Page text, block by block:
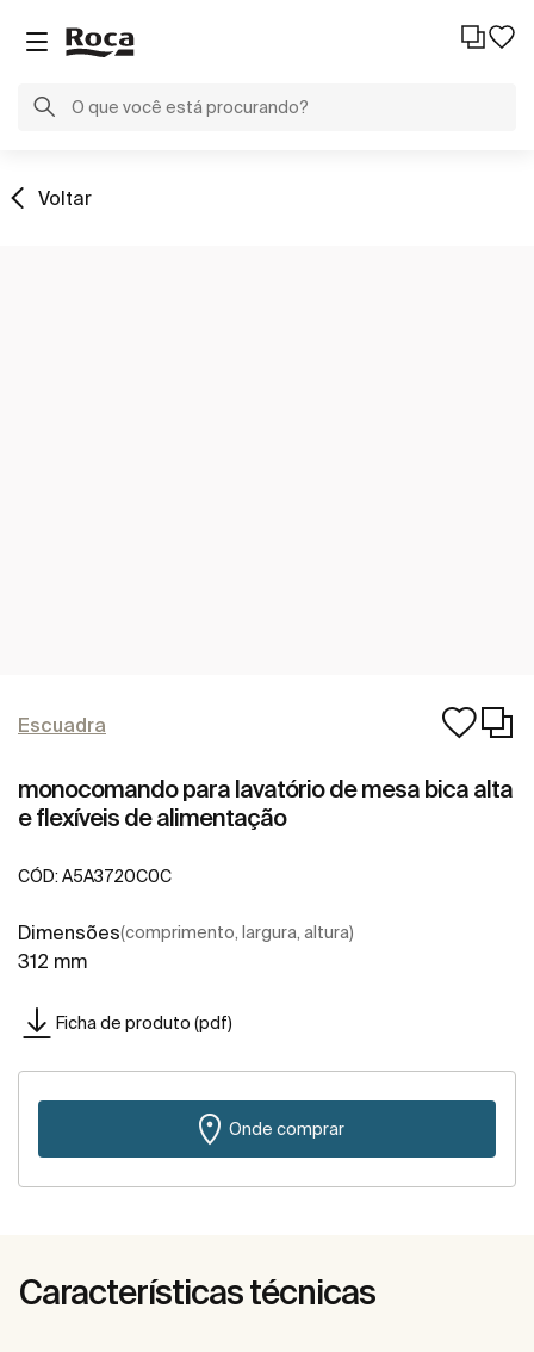
Voltar
Escuadra
monocomando para lavatório de mesa bica alta
e flexíveis de alimentação
CÓD: A5A3720C0C
Dimensões(comprimento, largura, altura)
312 mm
Ficha de produto (pdf)
Onde comprar
Características técnicas